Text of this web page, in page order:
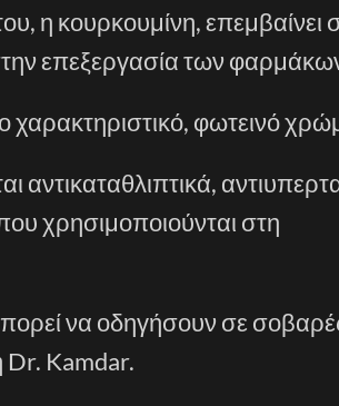
η κουρκουμίνη, επεμβαίνει
επεξεργασία των
χαρακτηριστικό, φωτεινό
χρησιμοποιούνται στη
να οδηγήσουν σε
Dr. Kamdar.